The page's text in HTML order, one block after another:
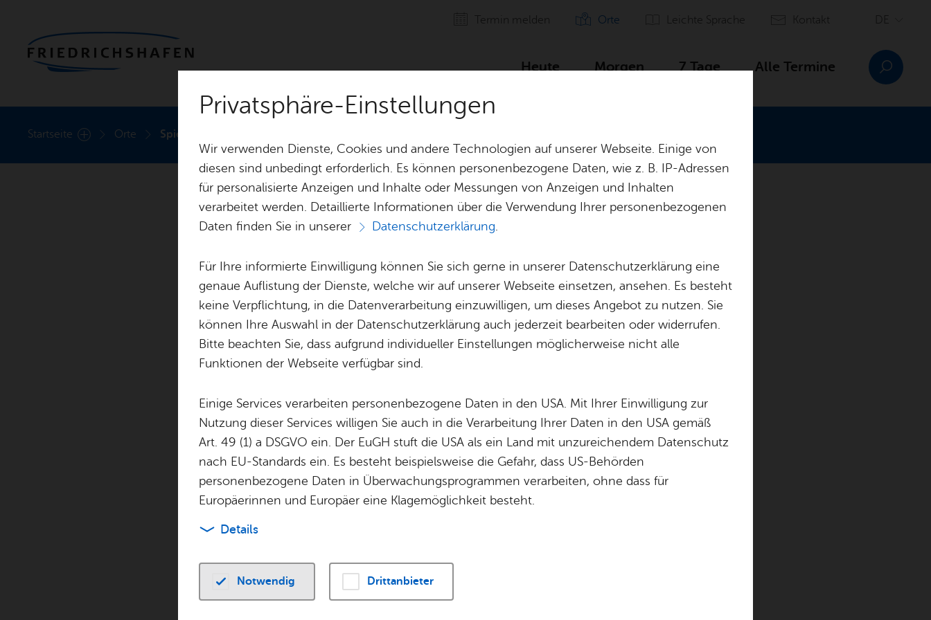
Ter­min mel­den Orte Leich­te Spra­che Kon­takt
Heute Mor­gen 7 Tage Alle Ter­mi­ne
Heute
Start­sei­te Orte Spiel- und Bolz­platz Et­ten­kirch
Spiel- und Bolz­platz Et­ten­kirch
Alle Ver­an­stal­tun­gen an die­sem Ver­an­stal­tungs­ort
Spiel- und Bolz­platz Et­ten­kirch
Et­ten­kir­cher Stra­ße
Fried­richs­ha­fen
Rou­ten­pla­ner star­ten
Alle Standorte anzeigen
Größe:groß 1900 m²
Spielmöglichkeiten:Rutschen, Wippen, Wasserpumpen, Klettern, Karussell (groß),
Privatsphäre-Einstellungen
Wir verwenden Dienste, Cookies und andere Technologien auf unserer Webseite. Einige von
diesen sind unbedingt erforderlich. Es können personenbezogene Daten, wie z. B. IP-Adressen
für personalisierte Anzeigen und Inhalte oder Messungen von Anzeigen und Inhalten
verarbeitet werden. Detaillierte Informationen über die Verwendung Ihrer personenbezogenen
Daten finden Sie in unserer
Datenschutzerklärung.
Für Ihre informierte Einwilligung können Sie sich gerne in unserer Datenschutzerklärung eine
genaue Auflistung der Dienste, welche wir auf unserer Webseite einsetzen, ansehen. Es besteht
keine Verpflichtung, in die Datenverarbeitung einzuwilligen, um dieses Angebot zu nutzen. Sie
können Ihre Auswahl in der Datenschutzerklärung auch jederzeit bearbeiten oder widerrufen.
Bitte beachten Sie, dass aufgrund individueller Einstellungen möglicherweise nicht alle
Funktionen der Webseite verfügbar sind.
Einige Services verarbeiten personenbezogene Daten in den USA. Mit Ihrer Einwilligung zur
Nutzung dieser Services willigen Sie auch in die Verarbeitung Ihrer Daten in den USA gemäß
Art. 49 (1) a DSGVO ein. Der EuGH stuft die USA als ein Land mit unzureichendem Datenschutz
nach EU-Standards ein. Es besteht beispielsweise die Gefahr, dass US-Behörden
personenbezogene Daten in Überwachungsprogrammen verarbeiten, ohne dass für
Europäerinnen und Europäer eine Klagemöglichkeit besteht.
Details
Notwendig Drittanbieter